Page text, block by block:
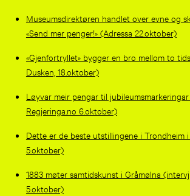
Museumsdirektøren handlet over evne og
«Send mer penger!» (Adressa 22.oktober)
«Gjenfortryllet» bygger en bro mellom to
Dusken, 18.oktober)
Løyvar meir pengar til jubileumsmarkeringar
Regjeringa.no 6.oktober)
Dette er de beste utstillingene i Trondheim
5.oktober)
1883 møter samtidskunst i Gråmølna
5.oktober)